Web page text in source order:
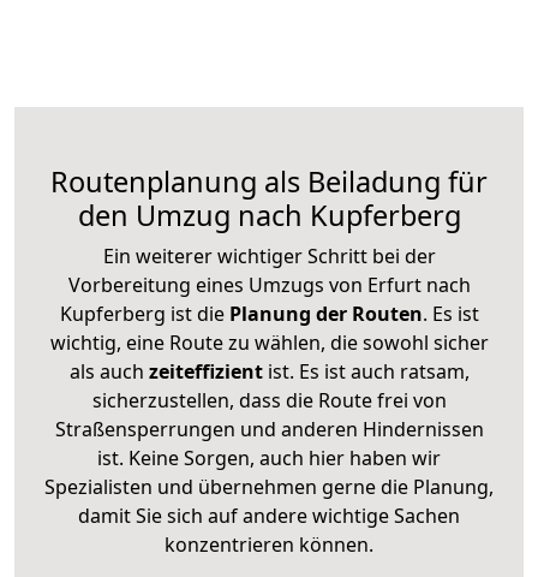
Routenplanung als Beiladung für
den Umzug nach Kupferberg
Ein weiterer wichtiger Schritt bei der
Vorbereitung eines Umzugs von Erfurt nach
Kupferberg ist diePlanung der Routen. Es ist
wichtig, eine Route zu wählen, die sowohl sicher
als auch zeiteffizientist. Es ist auch ratsam,
sicherzustellen, dass die Route frei von
Straßensperrungen und anderen Hindernissen
ist. Keine Sorgen, auch hier haben wir
Spezialisten und übernehmen gerne die Planung,
damit Sie sich auf andere wichtige Sachen
konzentrieren können.